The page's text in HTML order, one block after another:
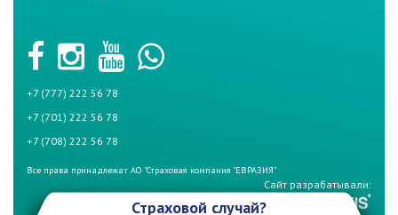
+7 (777) 222 56 78
+7 (701) 222 56 78
+7 (708) 222 56 78
Все права принадлежат АО "Страховая компания "ЕВРАЗИЯ"
Сайт разрабатывали:
Страховой случай?